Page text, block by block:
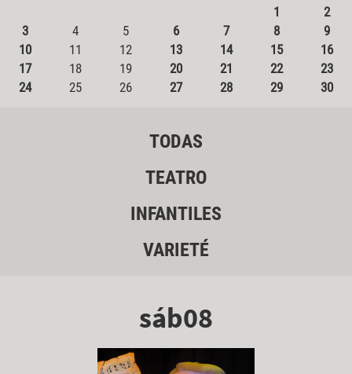
1
2
3
4 5 6 7 8
9
10
11 12 13 14 15
16
17
18 19 20 21 22
23
24
25 26 27 28 29 30
TODAS
TEATRO
INFANTILES
VARIETÉ
sáb08